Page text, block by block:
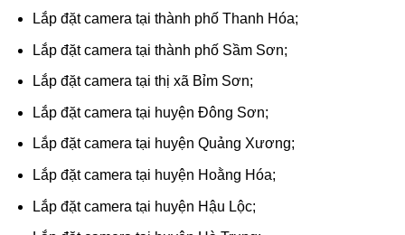
Lắp đặt camera tại thành phố Thanh Hóa;
Lắp đặt camera tại thành phố Sầm Sơn;
Lắp đặt camera tại thị xã Bỉm Sơn;
Lắp đặt camera tại huyện Đông Sơn;
Lắp đặt camera tại huyện Quảng Xương;
Lắp đặt camera tại huyện Hoằng Hóa;
Lắp đặt camera tại huyện Hậu Lộc;